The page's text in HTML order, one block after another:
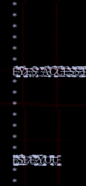
*
*
*
*
*
*
*
*
*
*
*
*
*
Į̶̛̝̝̩̺̪̣̩͔̻̝͉͓̠̈́̿͊͂̈́͘ ̸̧̡͉̩͔͖͍̟͖̮̠͇̂̈́̆͛̽̊̃̋̏͋̇̾͋S̸̘̲͕̯̫̗͕̲̰̲͊̉͌̌̅̋̊͊̇͆̄͘͜͜Ḛ̷̾̃̊E̴̛̗̱̬͈̭̹͈̭͌̎͂͛́̿̊́̐̅́̒͠͝ ̷̡̛͚̮͍̎̒̚Y̸̢͔͙͉̼̺̪̗̳͎͙̥̖̗̪̋̔͒̆̀͂̈́̒̽̽̚Ơ̵̢̤̣̞̹̮̱͉̠̗̹͍̫͚͒͗̿͛̋̿̄͋͆̚̚͝͠Ụ̵̖̰͉̣̟͚̳̝̩̗͎͆̓
*
*